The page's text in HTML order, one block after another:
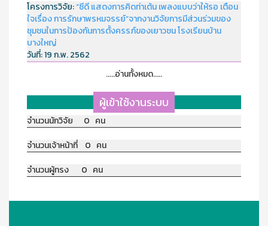
โครงการวิจัย:“ซีดี แสดงการคิดท่าเต้น เพลงแบบว่าให้รอ เตือน
ใจเรื่อง การรักษาพรหมจรรย์”จากงานวิจัยการมีส่วนร่วมของ
ชุมชนในการป้องกันการตั้งครรภ์ของเยาวชน โรงเรียนบ้าน
บางใหญ่
วันที่:19 ก.พ. 2562
.....อ่านทั้งหมด.....
ผู้เข้าใช้งานระบบ
จำนวนนักวิจัย 0 คน
จำนวนเจ้าหน้าที่ 0 คน
จำนวนผู้ทรง 0 คน